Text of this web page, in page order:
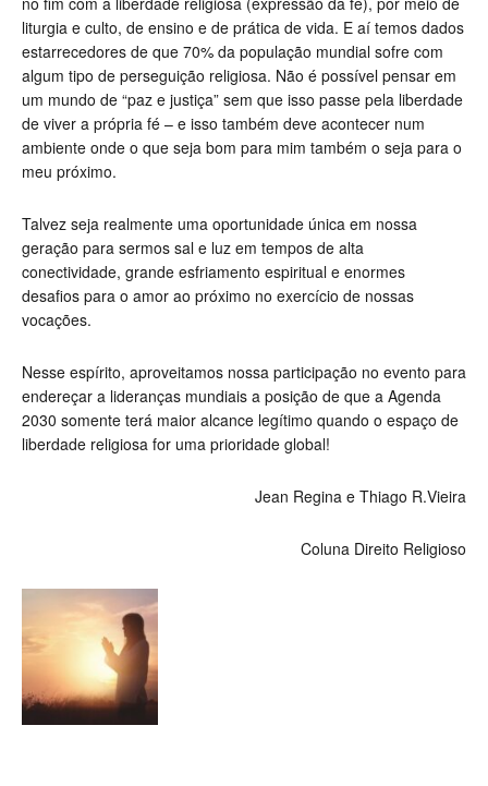
liturgia e culto, de ensino e de prática de vida. E aí temos dados
estarrecedores de que 70% da população mundial sofre com
algum tipo de perseguição religiosa. Não é possível pensar em
um mundo de “paz e justiça” sem que isso passe pela liberdade
de viver a própria fé – e isso também deve acontecer num
ambiente onde o que seja bom para mim também o seja para o
meu próximo.
Talvez seja realmente uma oportunidade única em nossa
geração para sermos sal e luz em tempos de alta
conectividade, grande esfriamento espiritual e enormes
desafios para o amor ao próximo no exercício de nossas
vocações.
Nesse espírito, aproveitamos nossa participação no evento para
endereçar a lideranças mundiais a posição de que a Agenda
2030 somente terá maior alcance legítimo quando o espaço de
liberdade religiosa for uma prioridade global!
Jean Regina e Thiago R.Vieira
Coluna Direito Religioso